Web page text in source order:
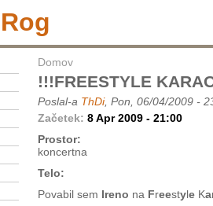
Domov
!!!FREESTYLE
Poslal-a ThDi, Pon, 06/04/2009 -
Začetek: 8 Apr 2009 - 21:00
Prostor:
koncertna
Telo:
Povabil sem Ireno na Freestyle Ka